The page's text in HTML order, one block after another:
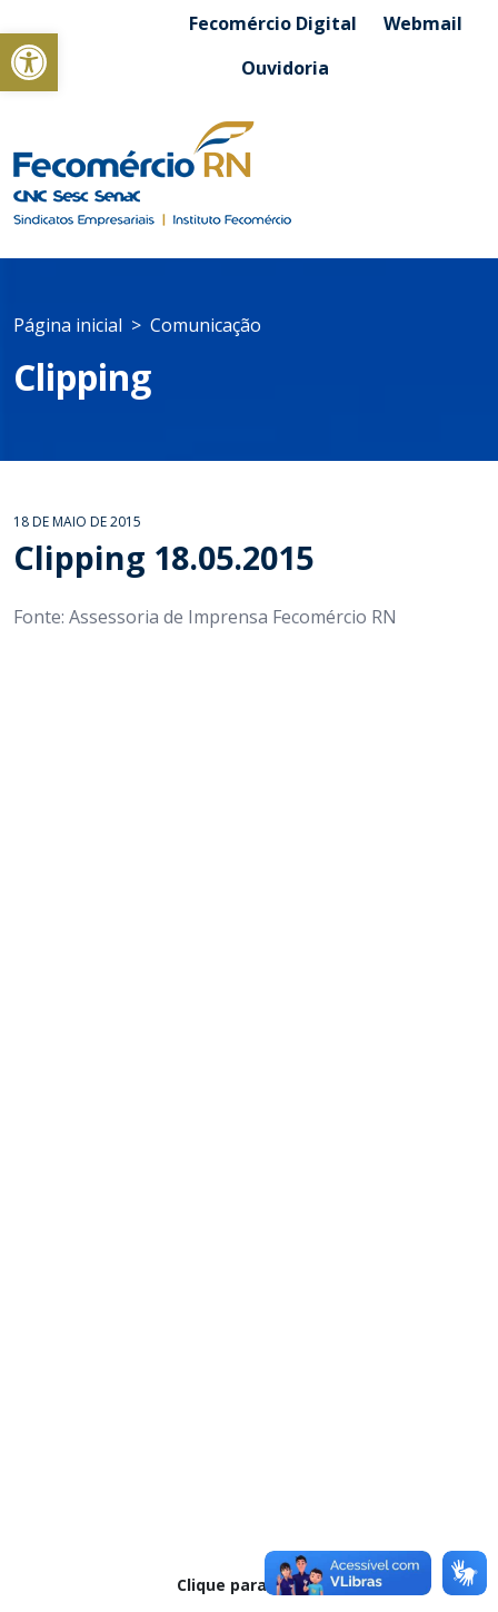
Abrir a barra de ferramentasFecomércio Digital
Webmail
Ouvidoria
Página inicial Comunicação
Clipping
18 DE MAIO DE 2015
Clipping 18.05.2015
Fonte: Assessoria de Imprensa Fecomércio RN
Clique para baixar